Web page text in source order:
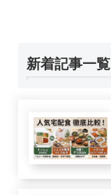
新着記事一覧